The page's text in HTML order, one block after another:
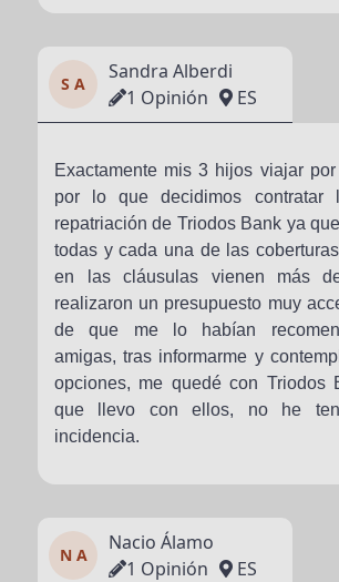
S A
Sandra Alberdi
1 Opinión
ES
Exactamente mis 3 hijos viajar por
por lo que decidimos contratar
repatriación de Triodos Bank ya
todas y cada una de las
en las cláusulas vienen más
realizaron un presupuesto muy
de que me lo habían
amigas, tras informarme y
opciones, me quedé con Triodos
que llevo con ellos, no he
incidencia.
N A
Nacio Álamo
1 Opinión
ES